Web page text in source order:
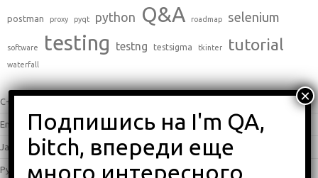
postman proxy pyqt python Q&A roadmap selenium
software testing testng testsigma tkinter tutorial
waterfall
C++
English (338)
Java (25)
Python(16)